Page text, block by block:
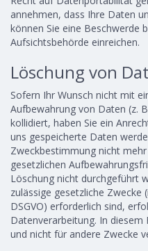
annehmen, dass Ihre Daten
können Sie eine Beschwerde
Aufsichtsbehörde einreichen.
Löschung von
Sofern Ihr Wunsch nicht mit
Aufbewahrung von Daten (z.
kollidiert, haben Sie ein
uns gespeicherte Daten
Zweckbestimmung nicht
gesetzlichen
Löschung nicht durchgeführt
zulässige gesetzliche Zwecke
DSGVO) erforderlich sind,
Datenverarbeitung. In
und nicht für andere Zwecke